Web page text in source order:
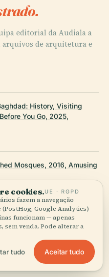
editorial da Audiala a
de arquitetura e
History, Visiting
You Go, 2025,
Mosques, 2016, Amusing
‘Mother of all Battles’
Monitor
monument to Saddam
cookies.UE · RGPD
fazem a navegação
(PostHog, Google Analytics)
funcionam — apenas
sem venda. Pode alterar a
tudo Aceitar tudo